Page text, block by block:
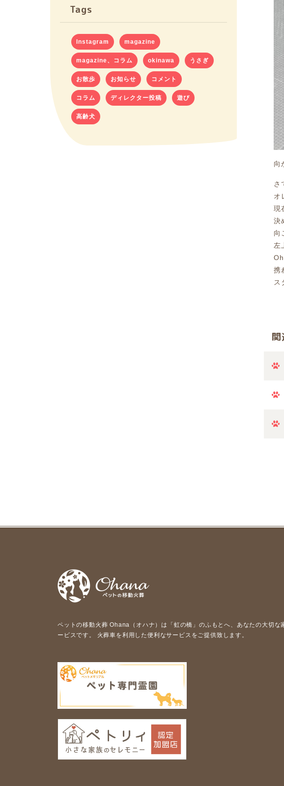
向
さ
オ
現
決
向
左
携
ス
Tags
Instagram magazine
magazine、コラム okinawa うさぎ
お散歩 お知らせ コメント
コラム ディレクター投稿 遊び
高齢犬
ペットの移動⽕葬 Ohana（オハナ）は「虹の橋」のふもとへ、あなたの⼤切な
ービスです。 ⽕葬⾞を利⽤した便利なサービスをご提供致します。